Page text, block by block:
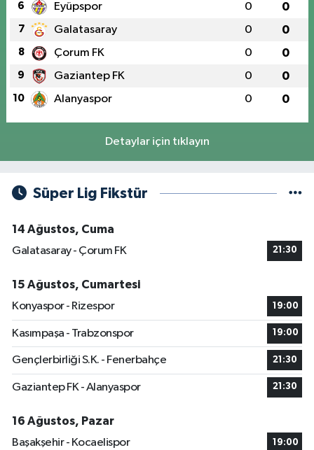
6 Eyüpspor 0 0
7 Galatasaray 0 0
8 Çorum FK 0 0
9 Gaziantep FK 0 0
10 Alanyaspor 0 0
Detaylar için tıklayın
Süper Lig Fikstür
14 Ağustos, Cuma
Galatasaray - Çorum FK
21:30
15 Ağustos, Cumartesi
Konyaspor - Rizespor
19:00
Kasımpaşa - Trabzonspor 19:00
Gençlerbirliği S.K. - Fenerbahçe 21:30
Gaziantep FK - Alanyaspor 21:30
16 Ağustos, Pazar
Başakşehir - Kocaelispor
19:00